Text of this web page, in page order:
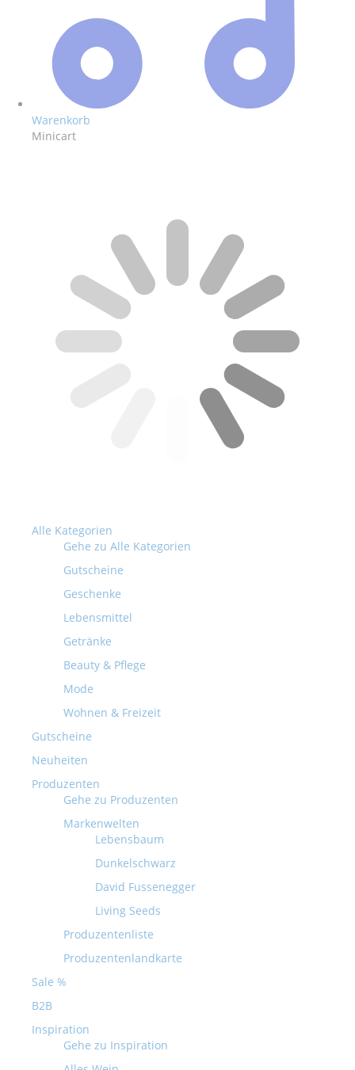
Warenkorb
Minicart
Alle Kategorien
Gehe zu Alle Kategorien
Gutscheine
Geschenke
Lebensmittel
Getränke
Beauty & Pflege
Mode
Wohnen & Freizeit
Gutscheine
Neuheiten
Produzenten
Gehe zu Produzenten
Markenwelten
Lebensbaum
Dunkelschwarz
David Fussenegger
Living Seeds
Produzentenliste
Produzentenlandkarte
Sale %
B2B
Inspiration
Gehe zu Inspiration